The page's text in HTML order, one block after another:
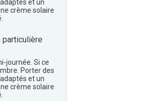
et un
crème solaire
journée. Si ce
Porter des
et un
crème solaire